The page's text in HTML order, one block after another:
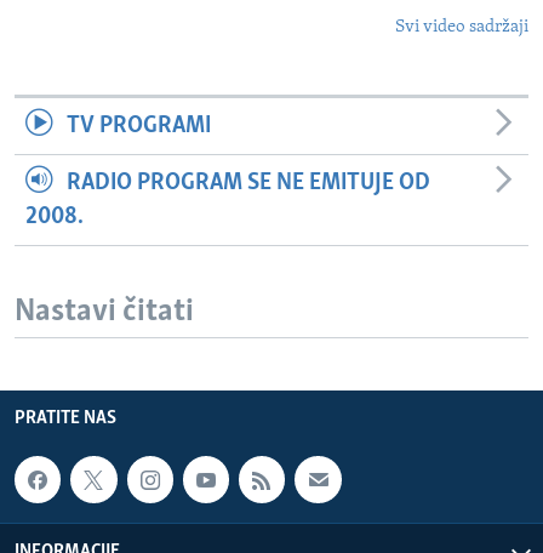
Svi video sadržaji
TV PROGRAMI
RADIO PROGRAM SE NE EMITUJE OD
2008.
Nastavi čitati
PRATITE NAS